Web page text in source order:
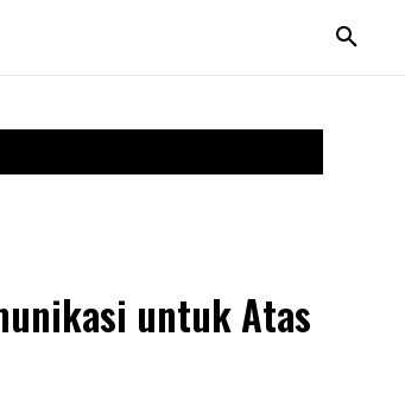
untuk Atas